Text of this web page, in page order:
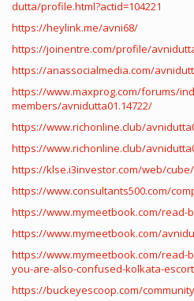
dutta/profile.html?actid=104221
https://heylink.me/avni68/
https://joinentre.com/profile/
https://anassocialmedia.com/
https://www.maxprog.com/forums/
members/avnidutta01.14722/
https://www.richonline.club/
https://www.richonline.club/
https://klse.i3investor.com/web/
https://www.consultants500.com/
https://www.mymeetbook.com/read-
https://www.mymeetbook.com/
https://www.mymeetbook.com/read-
you-are-also-confused-kolkata-
https://buckeyescoop.com/